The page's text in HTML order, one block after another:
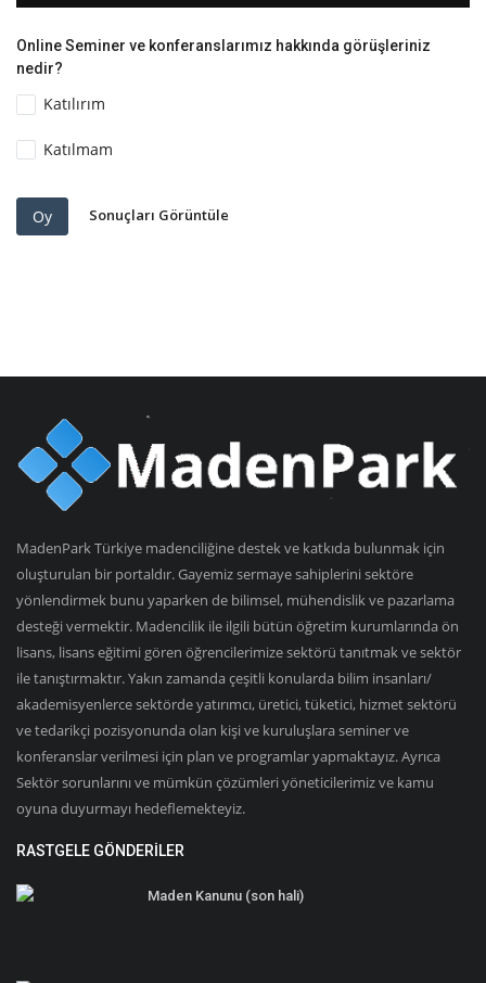
Online Seminer ve konferanslarımız hakkında görüşleriniz
nedir?
Katılırım
Katılmam
Oy Sonuçları Görüntüle
MadenPark Türkiye madenciliğine destek ve katkıda bulunmak için
oluşturulan bir portaldır. Gayemiz sermaye sahiplerini sektöre
yönlendirmek bunu yaparken de bilimsel, mühendislik ve pazarlama
desteği vermektir. Madencilik ile ilgili bütün öğretim kurumlarında ön
lisans, lisans eğitimi gören öğrencilerimize sektörü tanıtmak ve sektör
ile tanıştırmaktır. Yakın zamanda çeşitli konularda bilim insanları/
akademisyenlerce sektörde yatırımcı, üretici, tüketici, hizmet sektörü
ve tedarikçi pozisyonunda olan kişi ve kuruluşlara seminer ve
konferanslar verilmesi için plan ve programlar yapmaktayız. Ayrıca
Sektör sorunlarını ve mümkün çözümleri yöneticilerimiz ve kamu
oyuna duyurmayı hedeflemekteyiz.
RASTGELE GÖNDERILER
Maden Kanunu (son hali)